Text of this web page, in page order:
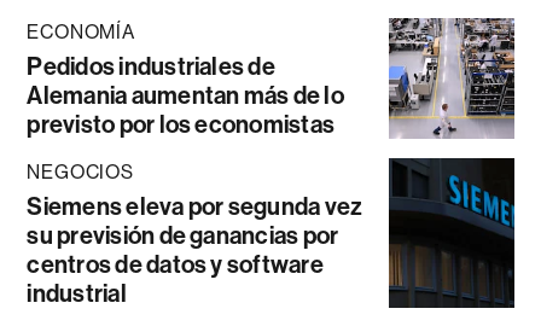
ECONOMÍA
Pedidos industriales de
Alemania aumentan más de lo
previsto por los economistas
NEGOCIOS
Siemens eleva por segunda vez
su previsión de ganancias por
centros de datos y software
industrial